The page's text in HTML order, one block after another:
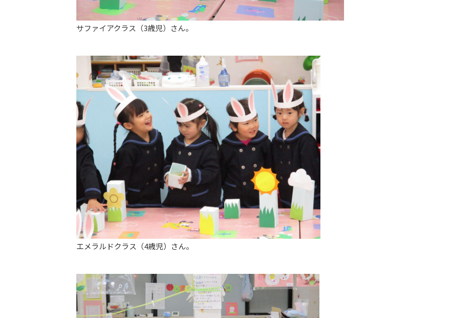
サファイアクラス（3歳児）さん。
エメラルドクラス（4歳児）さん。